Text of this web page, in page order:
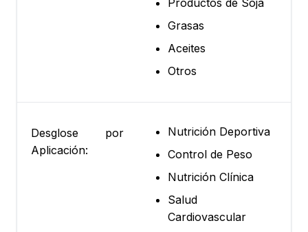
Productos de Soja
Grasas
Aceites
Otros
Desglose por
Aplicación:
Nutrición Deportiva
Control de Peso
Nutrición Clínica
Salud
Cardiovascular